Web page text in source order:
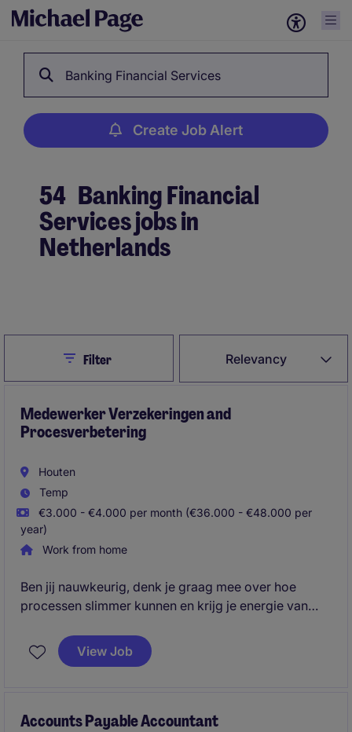
Banking Financial Services
Create Job Alert
54 Banking Financial
Services jobs in
Netherlands
Relevancy
CloseFilter
Medewerker Verzekeringen and
Procesverbetering
Houten
Temp
€3.000 - €4.000 per month (€36.000 - €48.000 per
year)
Work from home
Ben jij nauwkeurig, denk je graag mee over hoe
processen slimmer kunnen en krijg je energie van
uitdaging voor je. In deze functie combineer je
operationele werkzaamheden met procesverbetering
te ontwikkelen.
View Job
Accounts Payable Accountant